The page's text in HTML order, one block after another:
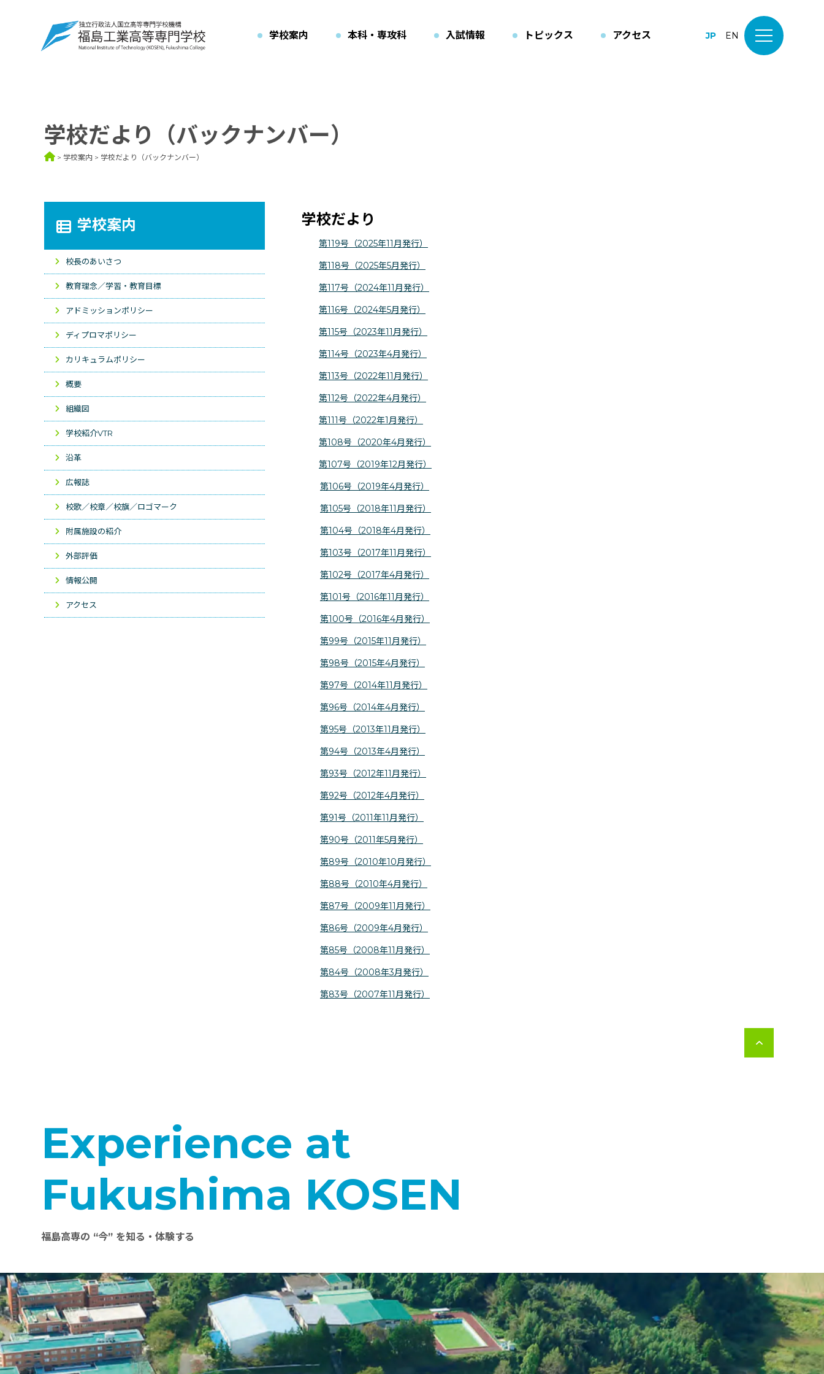
学校案内 本科・専攻科 入試情報 トピックス アクセス JP EN
学校だより（バックナンバー）
学校案内 学校だより（バックナンバー）
学校だより
第119号（2025年11月発行）
第118号（2025年5月発行）
第117号（2024年11月発行）
第116号（2024年5月発行）
第115号（2023年11月発行）
第114号（2023年4月発行）
第113号（2022年11月発行）
第112号（2022年4月発行）
第111号（2022年1月発行）
第108号（2020年4月発行）
第107号（2019年12月発行）
第106号（2019年4月発行）
第105号（2018年11月発行）
第104号（2018年4月発行）
第103号（2017年11月発行）
第102号（2017年4月発行）
第101号（2016年11月発行）
第100号（2016年4月発行）
第99号（2015年11月発行）
第98号（2015年4月発行）
第97号（2014年11月発行）
第96号（2014年4月発行）
第95号（2013年11月発行）
第94号（2013年4月発行）
第93号（2012年11月発行）
第92号（2012年4月発行）
第91号（2011年11月発行）
第90号（2011年5月発行）
第89号（2010年10月発行）
第88号（2010年4月発行）
第87号（2009年11月発行）
第86号（2009年4月発行）
第85号（2008年11月発行）
第84号（2008年3月発行）
第83号（2007年11月発行）
学校案内
校長のあいさつ
教育理念／学習・教育目標
アドミッションポリシー
ディプロマポリシー
カリキュラムポリシー
概要
組織図
学校紹介VTR
沿革
広報誌
校歌／校章／校旗／ロゴマーク
附属施設の紹介
外部評価
情報公開
アクセス
Experience at
Fukushima KOSEN
福島高専の “今” を知る・体験する